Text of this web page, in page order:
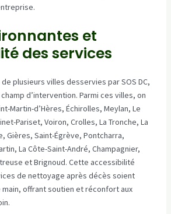
et
des services
plusieurs villes desservies par SOS DC,
d’intervention. Parmi ces villes, on
Martin-d’Hères, Échirolles, Meylan, Le
Pariset, Voiron, Crolles, La Tronche, La
Gières, Saint-Égrève, Pontcharra,
La Côte-Saint-André, Champagnier,
et Brignoud. Cette accessibilité
de nettoyage après décès soient
offrant soutien et réconfort aux